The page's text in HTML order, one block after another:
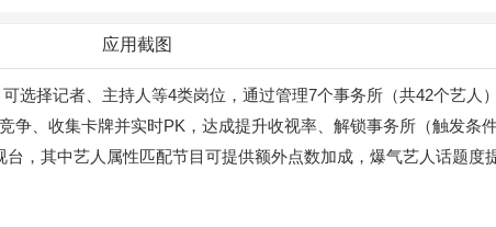
应用截图
选择记者、主持人等4类岗位，通过管理7个事务所（共42个艺人
、收集卡牌并实时PK，达成提升收视率、解锁事务所（触发条
，其中艺人属性匹配节目可提供额外点数加成，爆气艺人话题度